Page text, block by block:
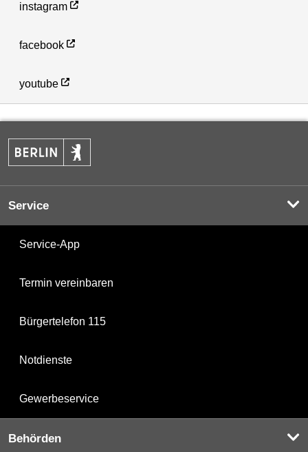
instagram
facebook
youtube
Service
Service-App
Termin vereinbaren
Bürgertelefon 115
Notdienste
Gewerbeservice
Behörden